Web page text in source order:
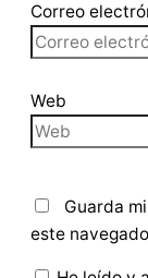
Correo
Web
Guarda
este